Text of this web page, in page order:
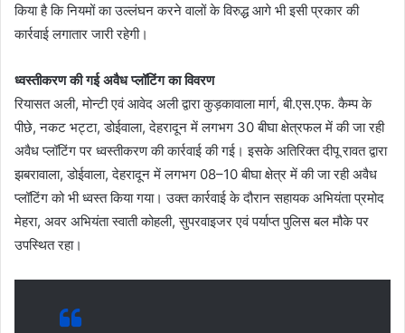
किया है कि नियमों का उल्लंघन करने वालों के विरुद्ध आगे भी इसी प्रकार की
कार्रवाई लगातार जारी रहेगी।
ध्वस्तीकरण की गई अवैध प्लॉटिंग का विवरण
रियासत अली, मोन्टी एवं आवेद अली द्वारा कुड़कावाला मार्ग, बी.एस.एफ. कैम्प के
पीछे, नकट भट्टा, डोईवाला, देहरादून में लगभग 30 बीघा क्षेत्रफल में की जा रही
अवैध प्लॉटिंग पर ध्वस्तीकरण की कार्रवाई की गई। इसके अतिरिक्त दीपू रावत द्वारा
झबरावाला, डोईवाला, देहरादून में लगभग 08–10 बीघा क्षेत्र में की जा रही अवैध
प्लॉटिंग को भी ध्वस्त किया गया। उक्त कार्रवाई के दौरान सहायक अभियंता प्रमोद
मेहरा, अवर अभियंता स्वाती कोहली, सुपरवाइजर एवं पर्याप्त पुलिस बल मौके पर
उपस्थित रहा।